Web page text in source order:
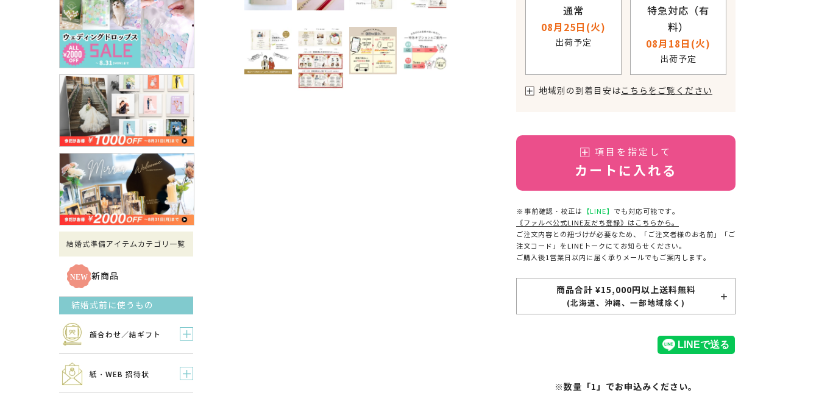
結婚式準備アイテムカテゴリ一覧
新商品
結婚式前に使うもの
顔合わせ／結ギフト
紙・WEB 招待状
通常
08月25日(火)
出荷予定
特急対応（有
料）
08月18日(火)
出荷予定
地域別の到着目安はこちらをご覧ください
項目を指定して
カートに入れる
※数量「1」でお申込みください。
※事前確認・校正は 【LINE】 でも対応可能です。
《ファルベ公式LINE友だち登録》はこちらから。
ご注文内容との紐づけが必要なため、「ご注文者様のお名前」「ご
注文コード」をLINEトークにてお知らせください。
ご購入後1営業日以内に届く承りメールでもご案内します。
商品合計 ¥15,000円以上送料無料
(北海道、沖縄、一部地域除く)